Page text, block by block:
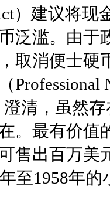
）建议将
泛滥。由于
取消便士硬
Professional
澄清，虽然
。最有价值
售出百万美
至1958年